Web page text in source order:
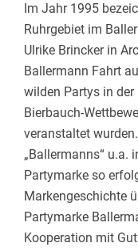
Im Jahr 1995
Ruhrgebiet im
Ulrike Brincker in
Ballermann Fahrt
wilden Partys in der
Bierbauch-
veranstaltet
„Ballermanns“ u.a.
Partymarke so
Markengeschichte
Partymarke
Kooperation mit